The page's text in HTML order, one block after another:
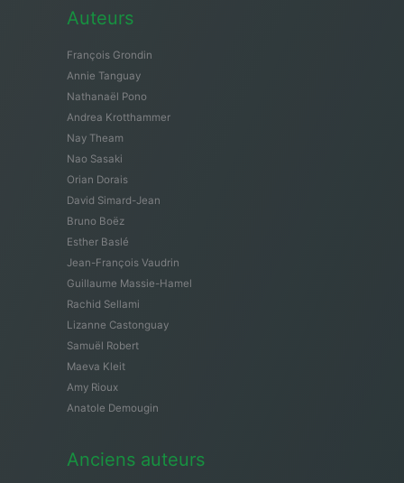
Auteurs
François Grondin
Annie Tanguay
Nathanaël Pono
Andrea Krotthammer
Nay Theam
Nao Sasaki
Orian Dorais
David Simard-Jean
Bruno Boëz
Esther Baslé
Jean-François Vaudrin
Guillaume Massie-Hamel
Rachid Sellami
Lizanne Castonguay
Samuël Robert
Maeva Kleit
Amy Rioux
Anatole Demougin
Anciens auteurs